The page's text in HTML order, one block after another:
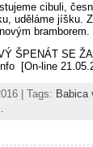
cibuli,
uděláme jíšku.
bramborem.
ŠPENÁT SE
[On-line
| Tags: Babica